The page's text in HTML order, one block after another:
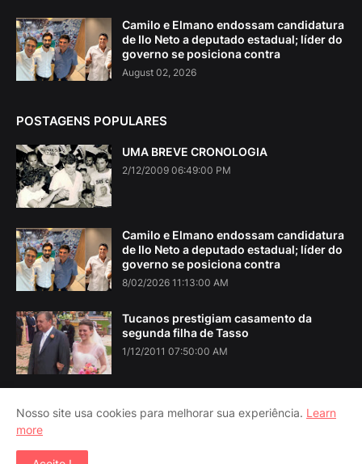
Camilo e Elmano endossam candidatura
de Ilo Neto a deputado estadual; líder do
governo se posiciona contra
August 02, 2026
POSTAGENS POPULARES
UMA BREVE CRONOLOGIA
2/12/2009 06:49:00 PM
Camilo e Elmano endossam candidatura
de Ilo Neto a deputado estadual; líder do
governo se posiciona contra
8/02/2026 11:13:00 AM
Tucanos prestigiam casamento da
segunda filha de Tasso
1/12/2011 07:50:00 AM
Nosso site usa cookies para melhorar sua experiência. Learn
more